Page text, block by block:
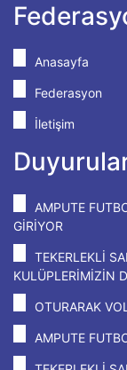
Anasayfa
Federasyon
İletişim
AMPUTE
GİRİYOR
TEKERLEKLİ
KULÜPLERİMİZİN
OTURARAK
AMPUTE